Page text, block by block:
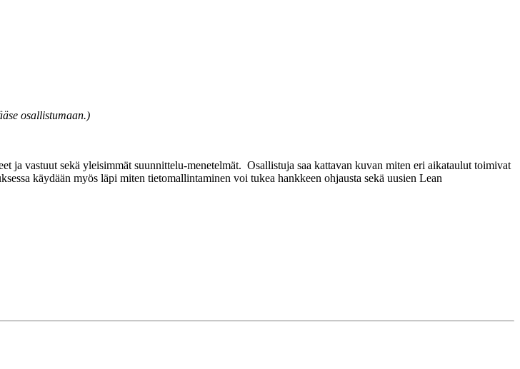
osallistumaan.)
ja vastuut sekä yleisimmät suunnittelu-menetelmät. Osallistuja saa kattavan kuvan miten eri aikataulut toimivat
käydään myös läpi miten tietomallintaminen voi tukea hankkeen ohjausta sekä uusien Lean